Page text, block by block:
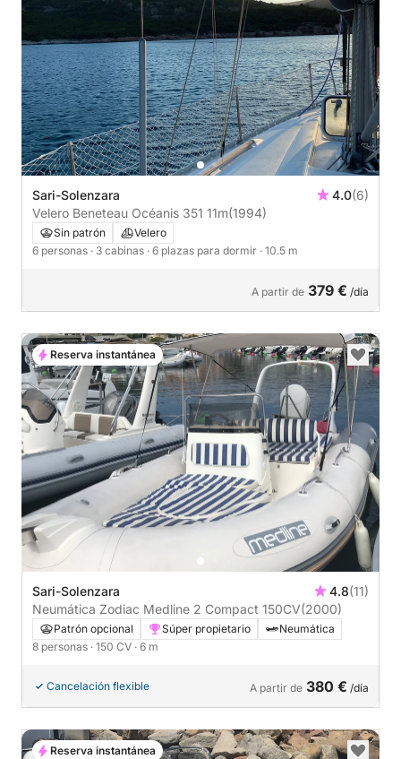
Sari-Solenzara 4.0(6)
Velero Beneteau Océanis 351 11m(1994)
Sin patrón
Velero
6 personas · 3 cabinas · 6 plazas para dormir · 10.5 m
A partir de 379 € /día
Sari-Solenzara 4.8(11)
Neumática Zodiac Medline 2 Compact 150CV(2000)
Patrón opcional Súper propietario
Neumática
8 personas · 150 CV · 6 m
Cancelación flexible A partir de 380 € /día
Reserva instantánea
Reserva instantánea